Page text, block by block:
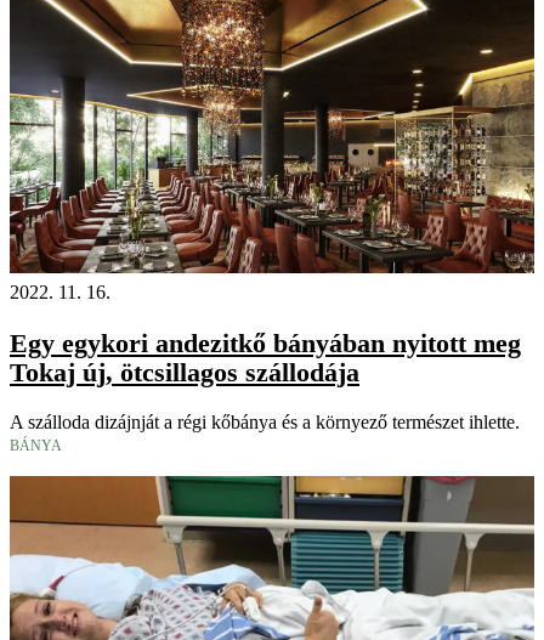
2022. 11. 16.
Egy egykori andezitkő bányában nyitott meg
Tokaj új, ötcsillagos szállodája
A szálloda dizájnját a régi kőbánya és a környező természet ihlette.
BÁNYA